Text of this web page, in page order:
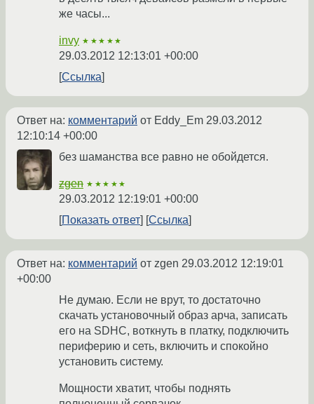
же часы...
invy ★★★★★
29.03.2012 12:13:01 +00:00
Ссылка
Ответ на: комментарий от Eddy_Em 29.03.2012
12:10:14 +00:00
без шаманства все равно не обойдется.
zgen ★★★★★
29.03.2012 12:19:01 +00:00
Показать ответ
Ссылка
Ответ на: комментарий от zgen 29.03.2012 12:19:01
+00:00
Не думаю. Если не врут, то достаточно
скачать установочный образ арча, записать
его на SDHC, воткнуть в платку, подключить
периферию и сеть, включить и спокойно
установить систему.
Мощности хватит, чтобы поднять